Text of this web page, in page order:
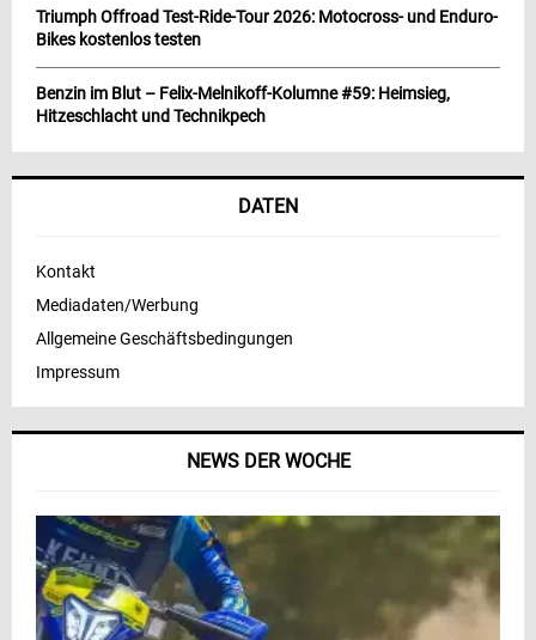
NEWS DER WOCHE
Triumph Offroad Test-Ride-Tour 2026: Motocross- und Enduro-
Bikes kostenlos testen
Benzin im Blut – Felix-Melnikoff-Kolumne #59: Heimsieg,
Hitzeschlacht und Technikpech
DATEN
Kontakt
Mediadaten/Werbung
Allgemeine Geschäftsbedingungen
Impressum